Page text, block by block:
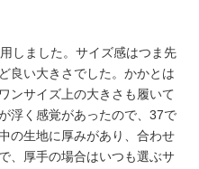
しました。サイズ感はつま先
良い大きさでした。かかとは
ンサイズ上の大きさも履いて
浮く感覚があったので、37で
の生地に厚みがあり、合わせ
、厚手の場合はいつも選ぶサ